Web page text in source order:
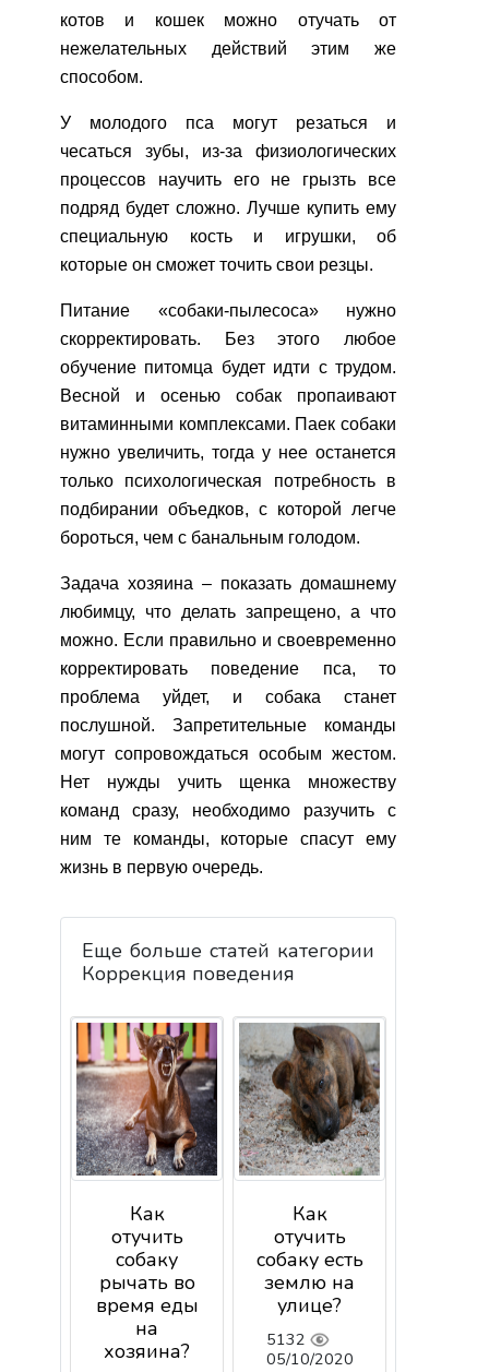
котов и кошек можно отучать от
нежелательных действий этим же
способом.
У молодого пса могут резаться и
чесаться зубы, из-за физиологических
процессов научить его не грызть все
подряд будет сложно. Лучше купить ему
специальную кость и игрушки, об
которые он сможет точить свои резцы.
Питание «собаки-пылесоса» нужно
скорректировать. Без этого любое
обучение питомца будет идти с трудом.
Весной и осенью собак пропаивают
витаминными комплексами. Паек собаки
нужно увеличить, тогда у нее останется
только психологическая потребность в
подбирании объедков, с которой легче
бороться, чем с банальным голодом.
Задача хозяина – показать домашнему
любимцу, что делать запрещено, а что
можно. Если правильно и своевременно
корректировать поведение пса, то
проблема уйдет, и собака станет
послушной. Запретительные команды
могут сопровождаться особым жестом.
Нет нужды учить щенка множеству
команд сразу, необходимо разучить с
ним те команды, которые спасут ему
жизнь в первую очередь.
Еще больше статей категории
Коррекция поведения
Как
отучить
собаку
рычать во
время еды
на
хозяина?
Как
отучить
собаку есть
землю на
улице?
5132
05/10/2020